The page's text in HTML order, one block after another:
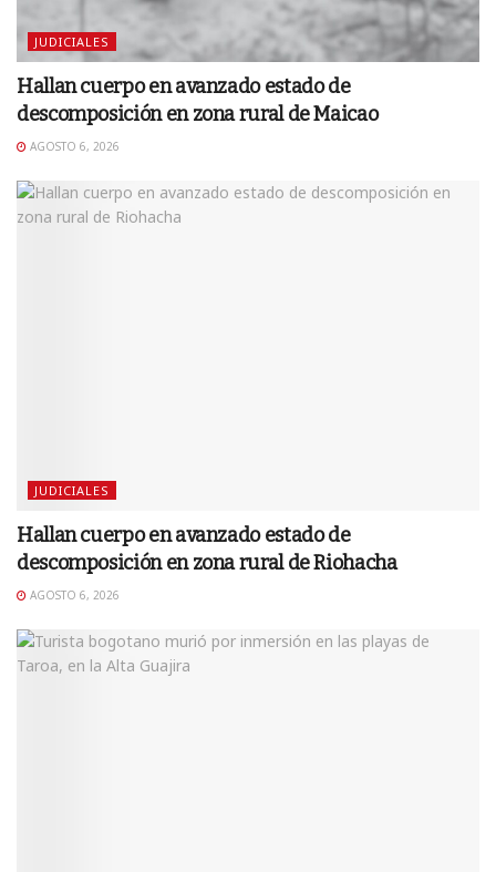
JUDICIALES
Hallan cuerpo en avanzado estado de
descomposición en zona rural de Maicao
AGOSTO 6, 2026
JUDICIALES
Hallan cuerpo en avanzado estado de
descomposición en zona rural de Riohacha
AGOSTO 6, 2026